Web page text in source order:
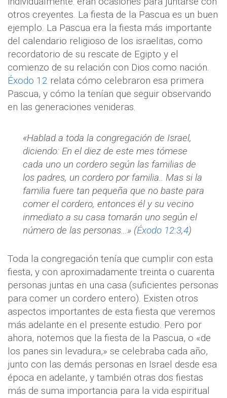
otros creyentes. La fiesta de la Pascua es un buen
ejemplo. La Pascua era la fiesta más importante
del calendario religioso de los israelitas, como
recordatorio de su rescate de Egipto y el
comienzo de su relación con Dios como nación.
Éxodo 12 relata cómo celebraron esa primera
Pascua, y cómo la tenían que seguir observando
en las generaciones venideras.
«Hablad a toda la congregación de Israel,
diciendo: En el diez de este mes tómese
cada uno un cordero según las familias de
los padres, un cordero por familia.. Mas si la
familia fuere tan pequeña que no baste para
comer el cordero, entonces él y su vecino
inmediato a su casa tomarán uno según el
número de las personas…» (Éxodo 12:3,4)
Toda la congregación tenía que cumplir con esta
fiesta, y con aproximadamente treinta o cuarenta
personas juntas en una casa (suficientes personas
para comer un cordero entero). Existen otros
aspectos importantes de esta fiesta que veremos
más adelante en el presente estudio. Pero por
ahora, notemos que la fiesta de la Pascua, o «de
los panes sin levadura,» se celebraba cada año,
junto con las demás personas en Israel desde esa
época en adelante, y también otras dos fiestas
más de suma importancia para la vida espiritual